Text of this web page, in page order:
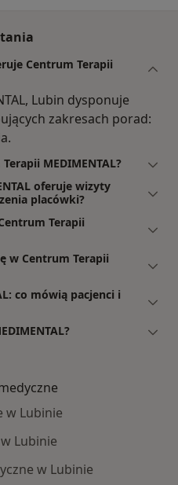
Centrum Terapii
Lubin dysponuje
zakresach porad:
MEDIMENTAL?
oferuje wizyty
placówki?
Terapii
w Centrum Terapii
co mówią pacjenci i
w Lubinie
Lubinie
w Lubinie